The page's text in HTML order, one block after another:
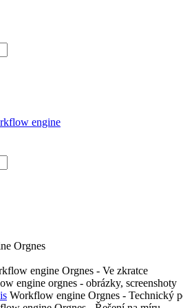
Orgnes
engine Orgnes - Ve zkratce
engine orgnes - obrázky, screenshoty
Workflow engine Orgnes - Technický